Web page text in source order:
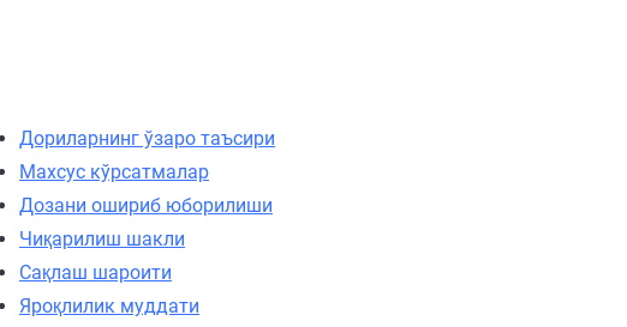
Дориларнинг ўзаро таъсири
Махсус кўрсатмалар
Дозани ошириб юборилиши
Чиқарилиш шакли
Сақлаш шароити
Яроқлилик муддати